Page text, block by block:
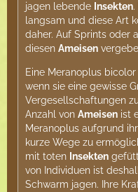
jagen lebende Insekten
langsam und diese Art
daher. Auf Sprints oder
diesen Ameisen
Eine Meranoplus bicolor
wenn sie eine gewisse
Vergesellschaftungen
Anzahl von Ameisen ist
Meranoplus aufgrund
kurze Wege zu
mit toten Insekten
von Individuen ist
Schwarm jagen. Ihre